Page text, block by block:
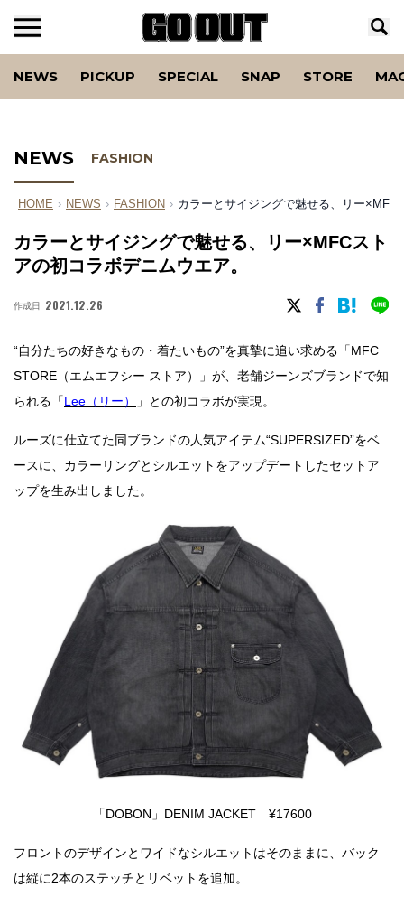
NEWS PICKUP SPECIAL SNAP STORE
NEWS FASHION
HOME › NEWS › FASHION › カラーとサイジングで魅せる、リー×MFC
カラーとサイジングで魅せる、リー×MFCスト
アの初コラボデニムウエア。
作成日 2021.12.26
“自分たちの好きなもの・着たいもの”を真摯に追い求める「MFC
STORE（エムエフシー ストア）」が、老舗ジーンズブランドで知
られる「Lee（リー） 」との初コラボが実現。
ルーズに仕立てた同ブランドの人気アイテム“SUPERSIZED”をベ
ースに、カラーリングとシルエットをアップデートしたセットア
ップを生み出しました。
「DOBON」DENIM JACKET ¥17600
フロントのデザインとワイドなシルエットはそのままに、バック
は縦に2本のステッチとリベットを追加。